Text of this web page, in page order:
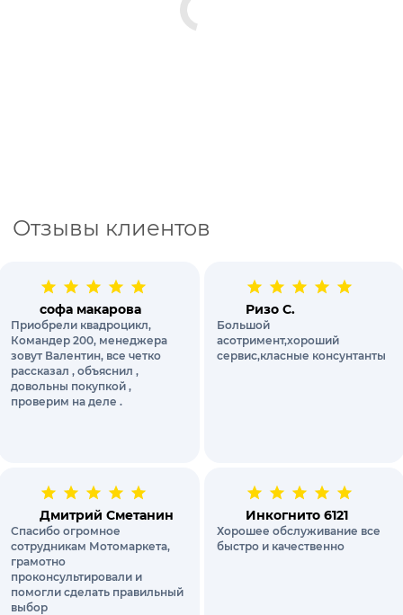
Отзывы клиентов
софа макарова
Приобрели квадроцикл,
Командер 200, менеджера
зовут Валентин, все четко
рассказал , объяснил ,
довольны покупкой ,
проверим на деле .
Ризо С.
Большой
асотримент,хороший
сервис,класные консунтанты
Дмитрий Сметанин
Спасибо огромное
сотрудникам Мотомаркета,
грамотно
проконсультировали и
помогли сделать правильный
выбор
Инкогнито 6121
Хорошее обслуживание все
быстро и качественно